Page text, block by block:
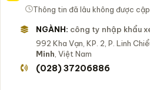
Thông tin đã lâu không được
NGÀNH: công ty nhập khẩu
992 Kha Vạn, KP. 2, P. Linh
Minh , Việt Nam
(028) 37206886